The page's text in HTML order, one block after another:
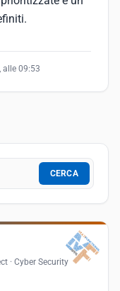
alle 09:53
CERCA
· Cyber Security